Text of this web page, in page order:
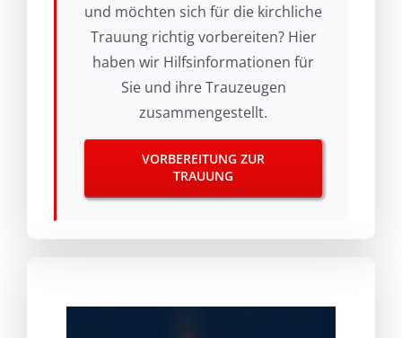
und möchten sich für die kirchliche
Trauung richtig vorbereiten? Hier
haben wir Hilfsinformationen für
Sie und ihre Trauzeugen
zusammengestellt.
VORBEREITUNG ZUR
TRAUUNG